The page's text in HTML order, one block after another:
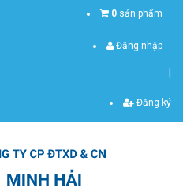
0 sản phẩm
Đăng nhập
Đăng ký